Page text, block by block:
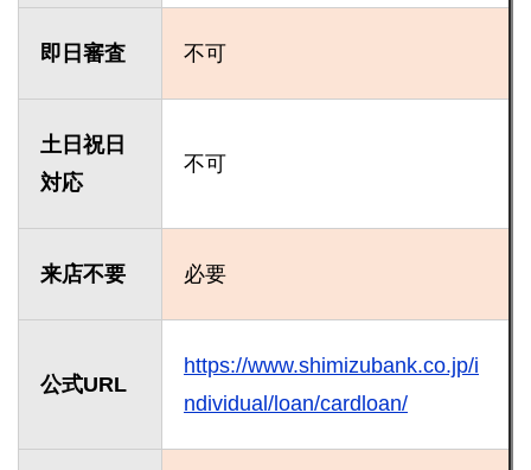
即日審査 不可
土日祝日
対応
不可
来店不要 必要
公式URL
https://www.shimizubank.co.jp/i
ndividual/loan/cardloan/